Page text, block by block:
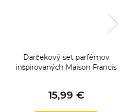
Darčekový set parfémov
inšpirovaných Maison Francis
15,99 €